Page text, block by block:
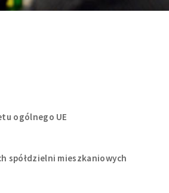
ogólnego UE
spółdzielni mieszkaniowych